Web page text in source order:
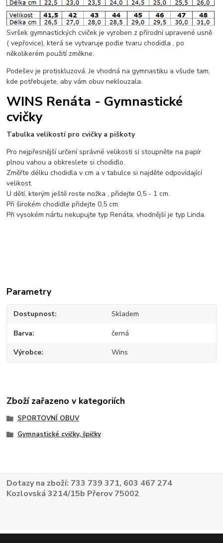
Svršek gymnastických cviček je vyroben z přírodní upravené usně
( vepřovice), která se vytvaruje podle tvaru chodidla , po
několikerém použití změkne.
Podešev je protiskluzová. Je vhodná na gymnastiku a všude tam,
kde potřebujete, aby vám obuv neklouzala.
WINS Renáta - Gymnastické
cvičky
Tabulka velikostí pro cvičky a piškoty
Pro nejpřesnější určení správné velikosti si stoupněte na papír
plnou vahou a obkreslete si chodidlo.
Změřte délku chodidla v cm a v tabulce si najděte odpovídající
velikost.
U dětí, kterým ještě roste nožka , přidejte 0,5 - 1 cm.
Při širokém chodidle přidejte 0,5 cm.
Při vysokém nártu nekupujte typ Renáta, vhodnější je typ Linda.
Parametry
Dostupnost Skladem
Barva černá
Výrobce Wins
Zboží zařazeno v kategoriích
SPORTOVNÍ OBUV
Gymnastické cvičky, špičky
Dotazy na zboží: 733 739 371, 603 467 274
Kozlovská 3214/15b Přerov 75002